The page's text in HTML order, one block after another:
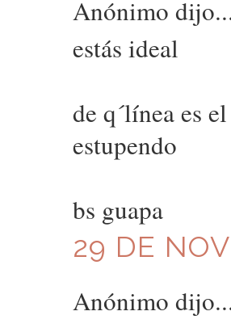
Anónimo
estás ideal
de q´línea es
estupendo
bs guapa
29 DE
Anónimo